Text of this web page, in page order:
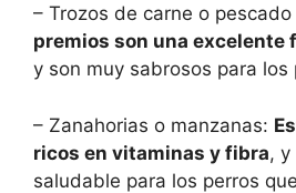
– Trozos de carne o
premios son una excelente
y son muy sabrosos para los
– Zanahorias o manzanas:
ricos en vitaminas y fibra, y
saludable para los perros